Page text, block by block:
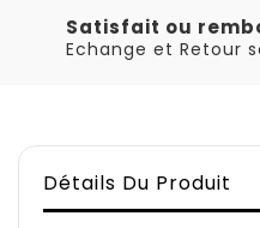
Satisfait ou
Echange et Retour
Détails Du Produit